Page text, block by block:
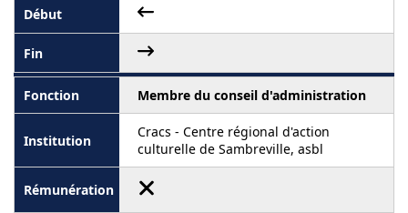
Membre du conseil d'administration
Cracs - Centre régional d'action
culturelle de Sambreville, asbl